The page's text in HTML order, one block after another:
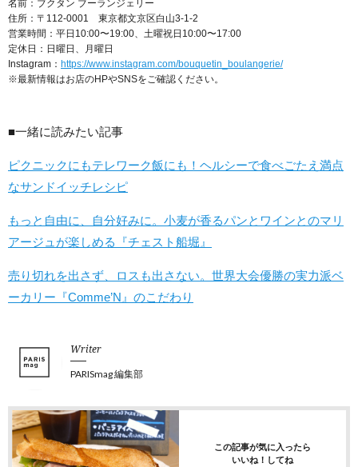
名前：ブクタン ブーランジェリー
住所：〒112-0001 東京都文京区白山3-1-2
営業時間：平日10:00〜19:00、土曜祝日10:00〜17:00
定休日：日曜日、月曜日
Instagram： https://www.instagram.com/bouquetin_boulangerie/
※最新情報はお店のHPやSNSをご確認ください。
■一緒に読みたい記事
ピクニックにもテレワーク飯にも！ヘルシーで食べごたえ満点
なサンドイッチレシピ
もっと自由に、自分好みに。小麦が香るパンとワインとのマリ
アージュが楽しめる『チェスト船堀』
売り切れを出さず、ロスも出さない。世界大会優勝の実力派ベ
ーカリー『Comme’N』のこだわり
Writer
PARISmag 編集部
この記事が気に入ったら
いいね！してね